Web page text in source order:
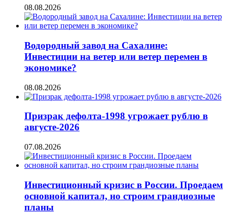
08.08.2026
Водородный завод на Сахалине:
Инвестиции на ветер или ветер перемен в
экономике?
08.08.2026
Призрак дефолта-1998 угрожает рублю в
августе-2026
07.08.2026
Инвестиционный кризис в России. Проедаем
основной капитал, но строим грандиозные
планы